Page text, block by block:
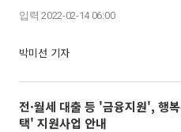
입력 2022-02-14 06:00
박미선 기자
전·월세 대출 등 '금융지원', 행
택' 지원사업 안내